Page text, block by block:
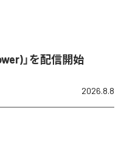
」を配信開始
2026.8.8